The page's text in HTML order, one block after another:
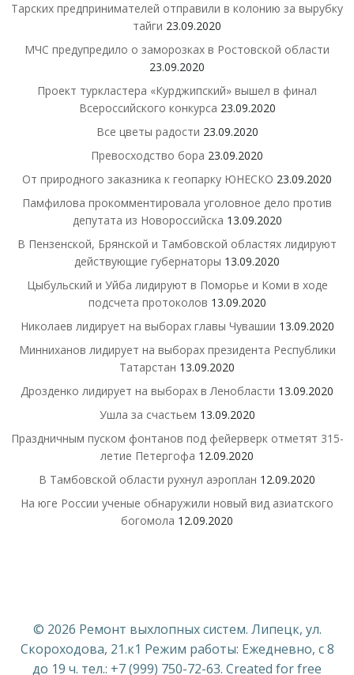
Тарских предпринимателей отправили в колонию за вырубку
тайги 23.09.2020
МЧС предупредило о заморозках в Ростовской области
23.09.2020
Проект туркластера «Курджипский» вышел в финал
Всероссийского конкурса 23.09.2020
Все цветы радости 23.09.2020
Превосходство бора 23.09.2020
От природного заказника к геопарку ЮНЕСКО 23.09.2020
Памфилова прокомментировала уголовное дело против
депутата из Новороссийска 13.09.2020
В Пензенской, Брянской и Тамбовской областях лидируют
действующие губернаторы 13.09.2020
Цыбульский и Уйба лидируют в Поморье и Коми в ходе
подсчета протоколов 13.09.2020
Николаев лидирует на выборах главы Чувашии 13.09.2020
Минниханов лидирует на выборах президента Республики
Татарстан 13.09.2020
Дрозденко лидирует на выборах в Ленобласти 13.09.2020
Ушла за счастьем 13.09.2020
Праздничным пуском фонтанов под фейерверк отметят 315-
летие Петергофа 12.09.2020
В Тамбовской области рухнул аэроплан 12.09.2020
На юге России ученые обнаружили новый вид азиатского
богомола 12.09.2020
© 2026 Ремонт выхлопных систем. Липецк, ул.
Скороходова, 21.к1 Режим работы: Ежедневно, с 8
до 19 ч. тел.: +7 (999) 750-72-63. Created for free